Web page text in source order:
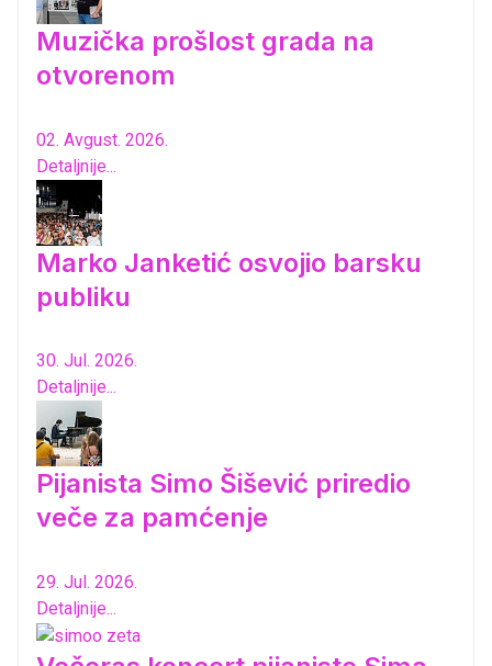
Muzička prošlost grada na
otvorenom
02. Avgust. 2026.
Detaljnije...
Marko Janketić osvojio barsku
publiku
30. Jul. 2026.
Detaljnije...
Pijanista Simo Šišević priredio
veče za pamćenje
29. Jul. 2026.
Detaljnije...